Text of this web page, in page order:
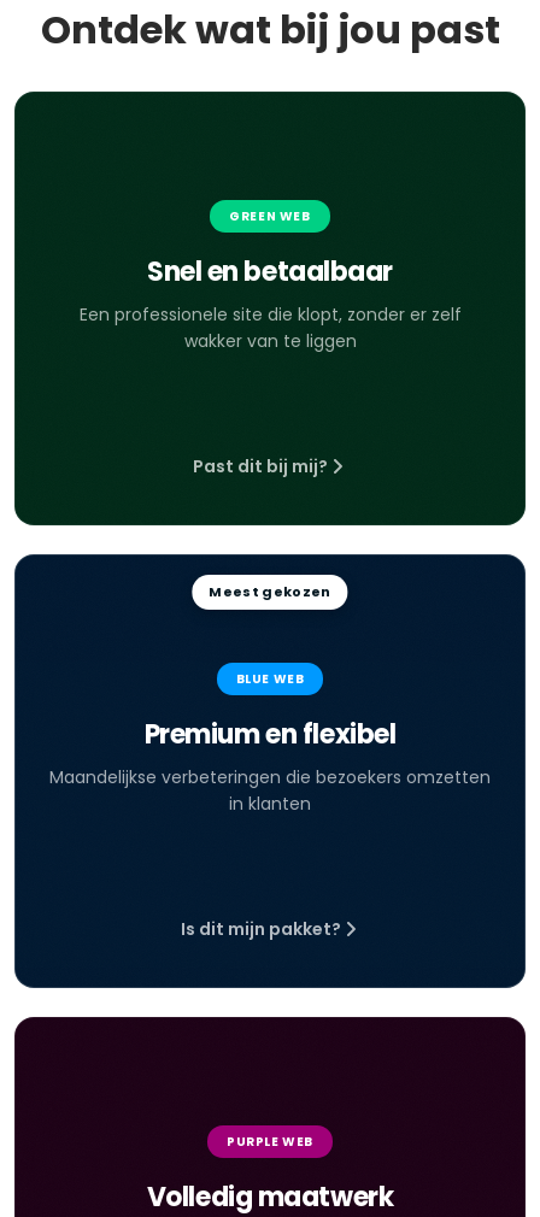
Ontdek wat bij jou past
GREEN WEB
Snel en betaalbaar
Een professionele site die klopt, zonder er zelf
wakker van te liggen
Past dit bij mij?
Meest gekozen
BLUE WEB
Premium en flexibel
Maandelijkse verbeteringen die bezoekers omzetten
in klanten
Is dit mijn pakket?
PURPLE WEB
Volledig maatwerk